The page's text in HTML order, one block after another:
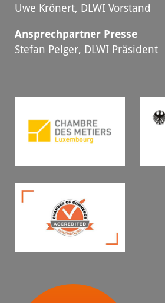
Uwe Krönert, DLWI Vorstand
Ansprechpartner Presse
Stefan Pelger, DLWI Präsident